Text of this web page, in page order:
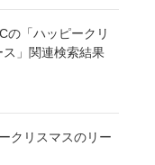
の「ハッピークリ
ス」関連検索結果
クリスマスのリー